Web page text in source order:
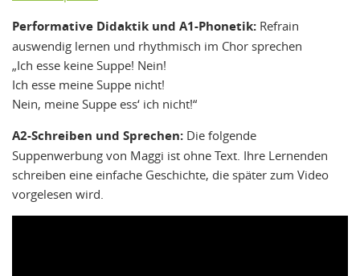
Performative Didaktik und A1-Phonetik: Refrain
auswendig lernen und rhythmisch im Chor sprechen
„Ich esse keine Suppe! Nein!
Ich esse meine Suppe nicht!
Nein, meine Suppe ess‘ ich nicht!“
A2-Schreiben und Sprechen: Die folgende
Suppenwerbung von Maggi ist ohne Text. Ihre Lernenden
schreiben eine einfache Geschichte, die später zum Video
vorgelesen wird.